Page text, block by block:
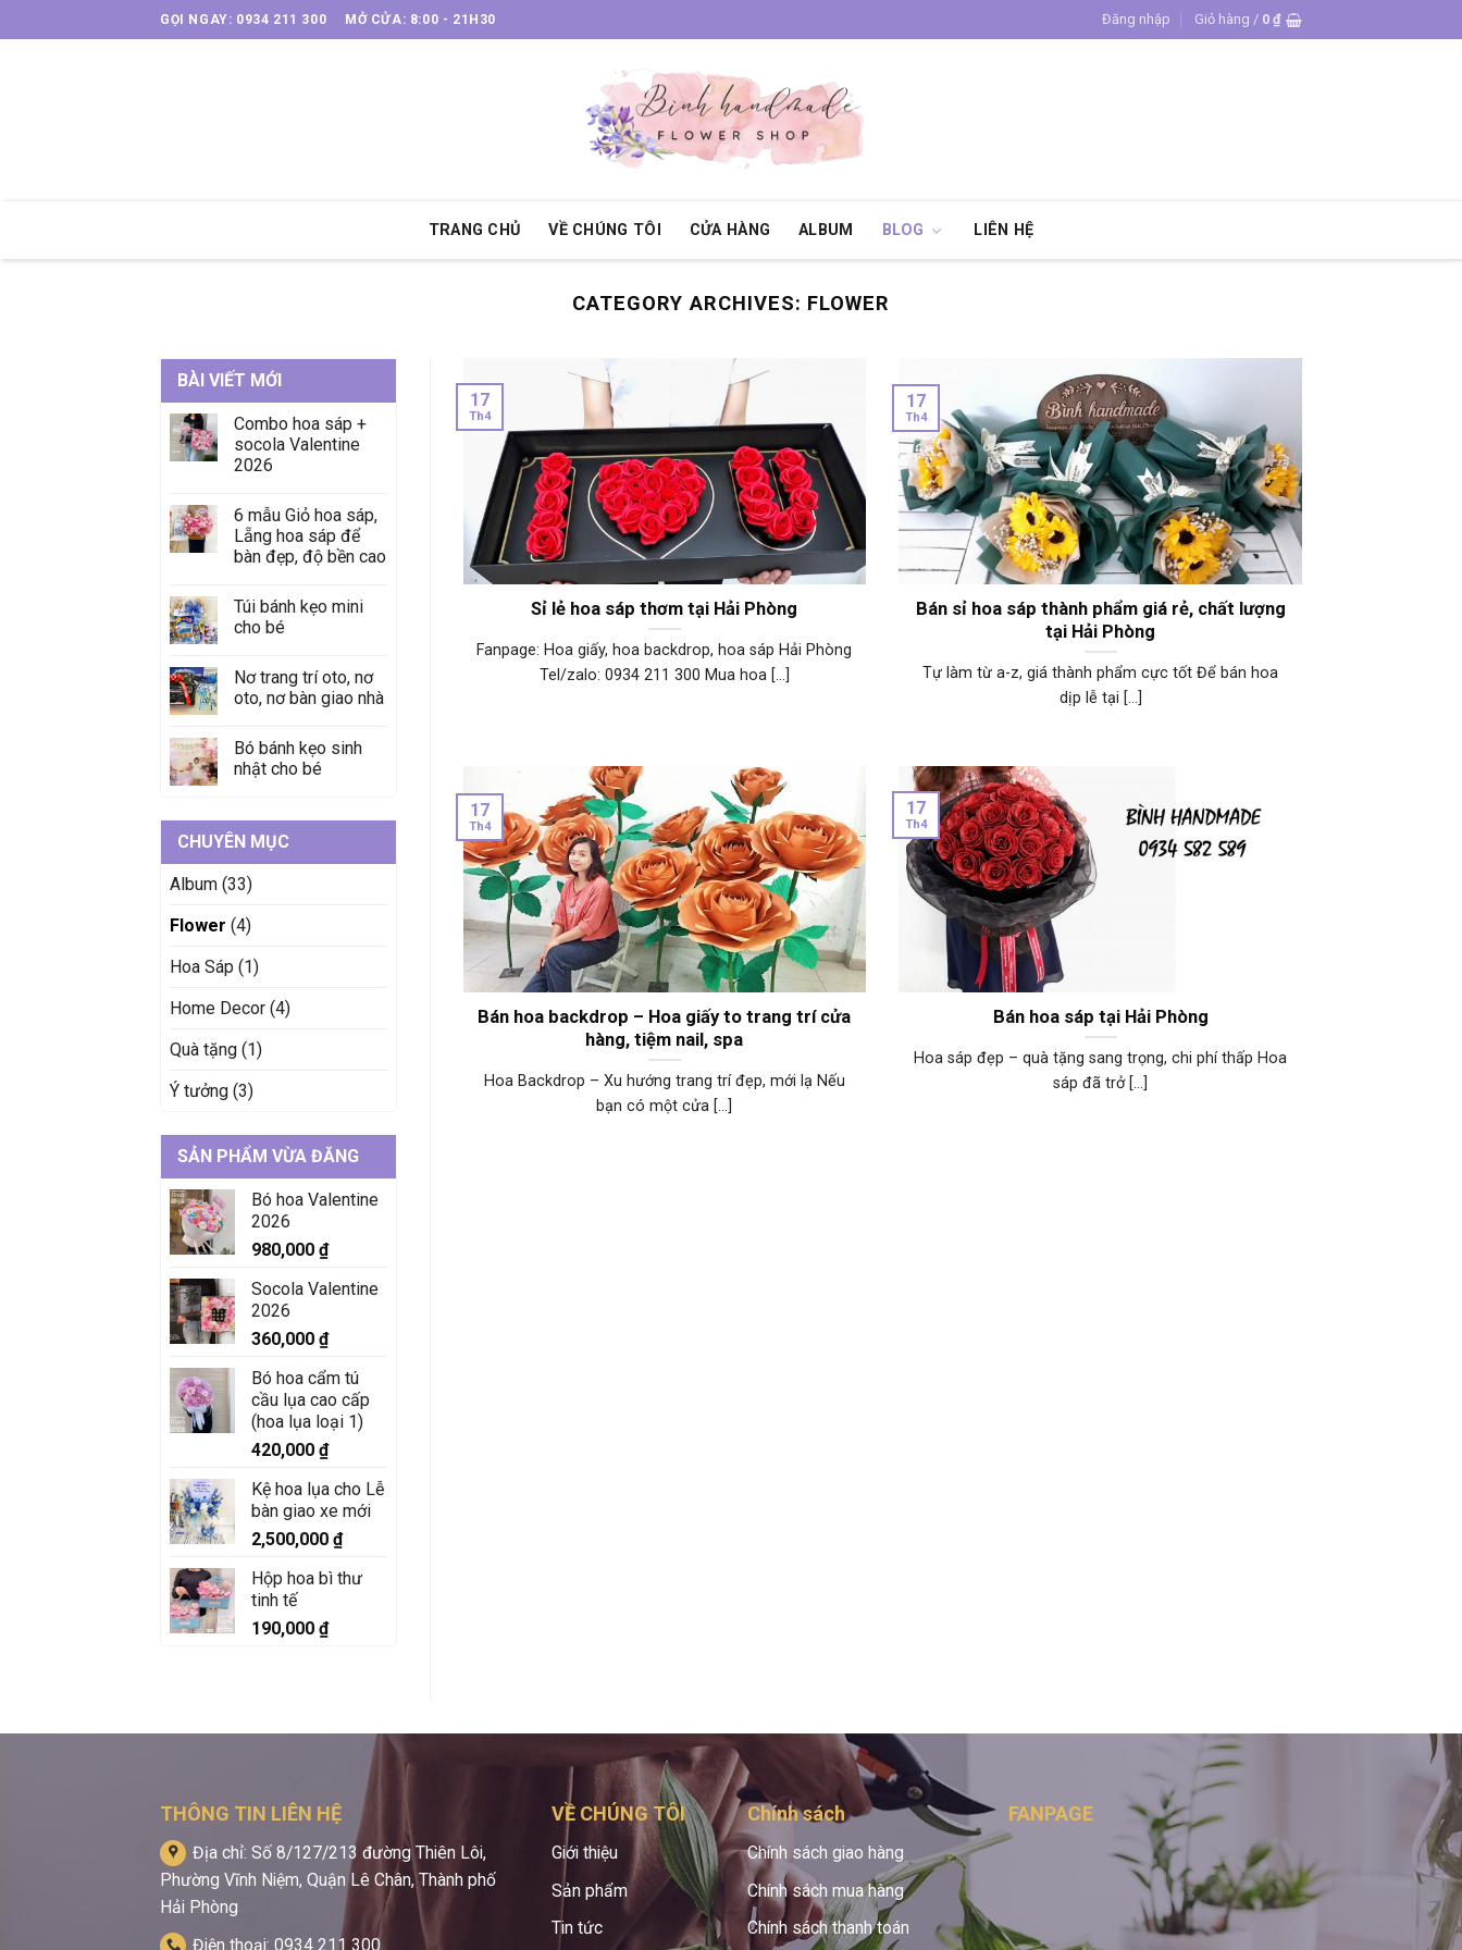
to
GỌI NGAY: 0934 211 300 MỞ CỬA: 8:00 - 21H30 Đăng nhập Giỏ hàng / 0 ₫
TRANG CHỦ VỀ CHÚNG TÔI CỬA HÀNG ALBUM BLOG LIÊN HỆ
CATEGORY ARCHIVES: FLOWER
BÀI VIẾT MỚI
Combo hoa sáp +
socola Valentine
2026
6 mẫu Giỏ hoa sáp,
Lẵng hoa sáp để
bàn đẹp, độ bền cao
Túi bánh kẹo mini
cho bé
Nơ trang trí oto, nơ
oto, nơ bàn giao nhà
Bó bánh kẹo sinh
nhật cho bé
CHUYÊN MỤC
Album (33)
Flower (4)
Hoa Sáp (1)
Home Decor (4)
Quà tặng (1)
Ý tưởng (3)
SẢN PHẨM VỪA ĐĂNG
Bó hoa Valentine
2026
980,000 ₫
Socola Valentine
2026
360,000 ₫
Bó hoa cẩm tú
cầu lụa cao cấp
(hoa lụa loại 1)
420,000 ₫
Kệ hoa lụa cho Lễ
bàn giao xe mới
2,500,000 ₫
Hộp hoa bì thư
tinh tế
190,000 ₫
Sỉ lẻ hoa sáp thơm tại Hải Phòng
Fanpage: Hoa giấy, hoa backdrop, hoa sáp Hải Phòng
Tel/zalo: 0934 211 300 Mua hoa [...]
17
Th4
Bán sỉ hoa sáp thành phẩm giá rẻ, chất lượng
tại Hải Phòng
Tự làm từ a-z, giá thành phẩm cực tốt Để bán hoa
dịp lễ tại [...]
17
Th4
Bán hoa backdrop – Hoa giấy to trang trí cửa
hàng, tiệm nail, spa
Hoa Backdrop – Xu hướng trang trí đẹp, mới lạ Nếu
bạn có một cửa [...]
17
Th4
Bán hoa sáp tại Hải Phòng
Hoa sáp đẹp – quà tặng sang trọng, chi phí thấp Hoa
sáp đã trở [...]
17
Th4
THÔNG TIN LIÊN HỆ
Địa chỉ: Số 8/127/213 đường Thiên Lôi,
Phường Vĩnh Niệm, Quận Lê Chân, Thành phố
Hải Phòng
Điện thoại: 0934 211 300
VỀ CHÚNG TÔI
Giới thiệu
Sản phẩm
Tin tức
Chính sách
Chính sách giao hàng
Chính sách mua hàng
Chính sách thanh toán
FANPAGE